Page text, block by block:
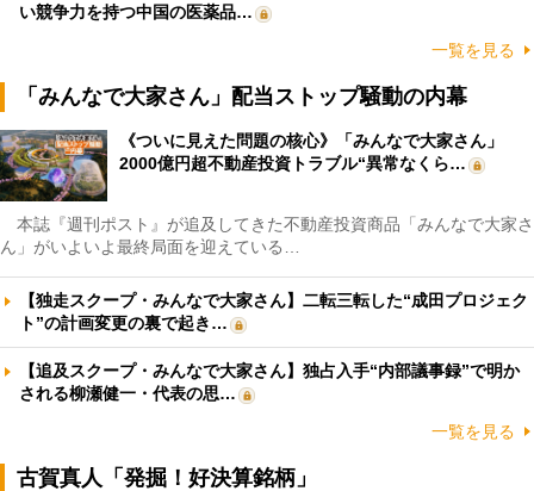
い競争力を持つ中国の医薬品…
一覧を見る
「みんなで大家さん」配当ストップ騒動の内幕
《ついに見えた問題の核心》「みんなで大家さん」
2000億円超不動産投資トラブル“異常なくら…
本誌『週刊ポスト』が追及してきた不動産投資商品「みんなで大家さ
ん」がいよいよ最終局面を迎えている…
【独走スクープ・みんなで大家さん】二転三転した“成田プロジェク
ト”の計画変更の裏で起き…
【追及スクープ・みんなで大家さん】独占入手“内部議事録”で明か
される柳瀬健一・代表の思…
一覧を見る
古賀真人「発掘！好決算銘柄」